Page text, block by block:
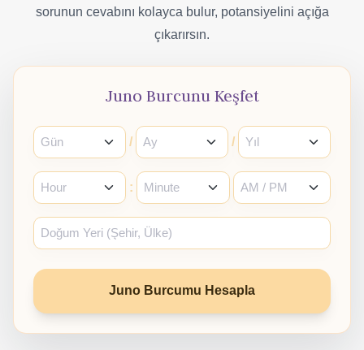
sorunun cevabını kolayca bulur, potansiyelini açığa
çıkarırsın.
Juno Burcunu Keşfet
/ /
:
Juno Burcumu Hesapla